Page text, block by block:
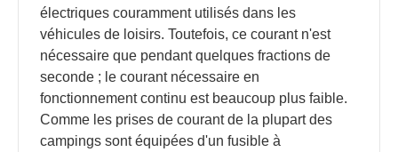
électriques couramment utilisés dans les
véhicules de loisirs. Toutefois, ce courant n'est
nécessaire que pendant quelques fractions de
seconde ; le courant nécessaire en
fonctionnement continu est beaucoup plus faible.
Comme les prises de courant de la plupart des
campings sont équipées d'un fusible à